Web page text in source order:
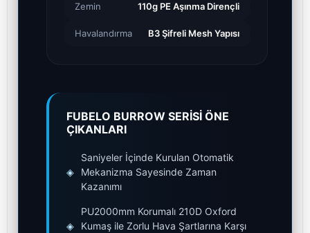
Zemin 110g PE Aşınma Dirençli
Havalandırma B3 Şifreli Mesh Yapısı
FUBELO BURROW SERİSİ ÖNE
ÇIKANLARI
◈
Saniyeler İçinde Kurulan Otomatik
Mekanizma Sayesinde Zaman
Kazanımı
◈
PU2000mm Korumalı 210D Oxford
Kumaş ile Zorlu Hava Şartlarına Karşı